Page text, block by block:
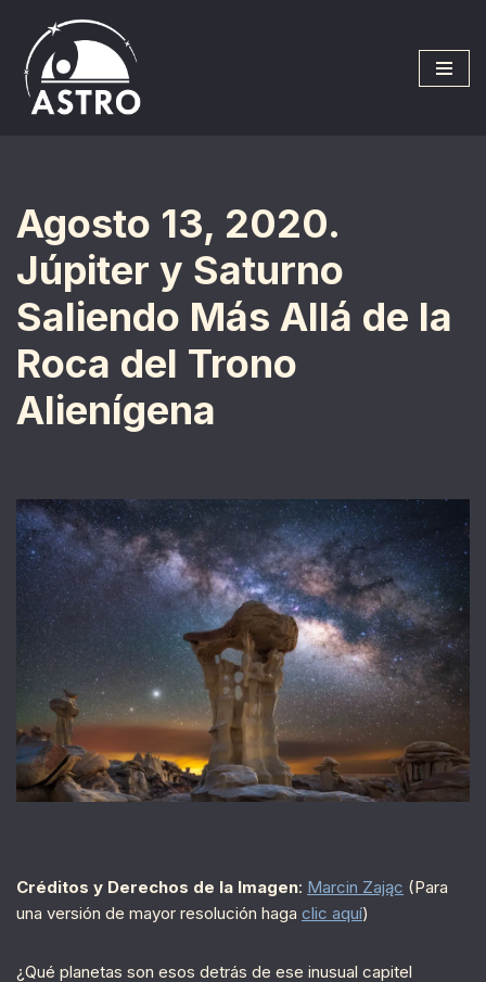
Saltar
al
contenido
Agosto 13, 2020.
Júpiter y Saturno
Saliendo Más Allá de la
Roca del Trono
Alienígena
Créditos y Derechos de la Imagen: Marcin Zając (Para
una versión de mayor resolución haga clic aquí)
¿Qué planetas son esos detrás de ese inusual capitel